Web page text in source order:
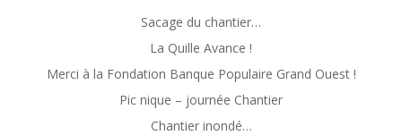
Sacage du chantier…
La Quille Avance !
Merci à la Fondation Banque Populaire Grand Ouest !
Pic nique – journée Chantier
Chantier inondé…